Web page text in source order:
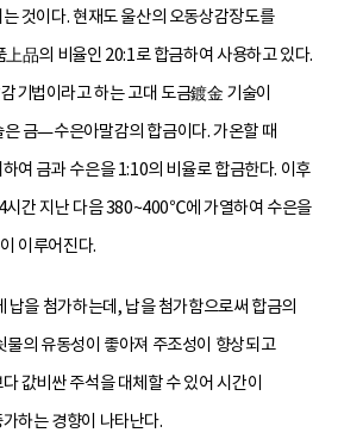
것이다. 현재도 울산의 오동상감장도를
品의 비율인 20:1로 합금하여 사용하고 있다.
기법이라고 하는 고대 도금鍍金 기술이
금—수은아말감의 합금이다. 가온할 때
여 금과 수은을 1:10의 비율로 합금한다. 이후
시간 지난 다음 380~400℃에 가열하여 수은을
이루어진다.
납을 첨가하는데, 납을 첨가함으로써 합금의
물의 유동성이 좋아져 주조성이 향상되고
값비싼 주석을 대체할 수 있어 시간이
하는 경향이 나타난다.